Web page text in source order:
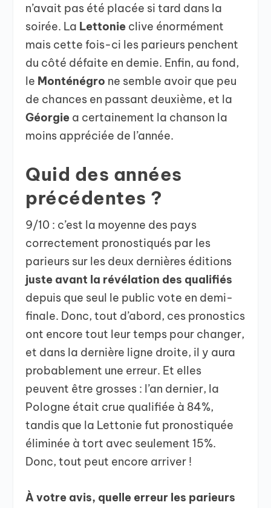
n’avait pas été placée si tard dans la
soirée. La Lettonie clive énormément
mais cette fois-ci les parieurs penchent
du côté défaite en demie. Enfin, au fond,
le Monténégro ne semble avoir que peu
de chances en passant deuxième, et la
Géorgie a certainement la chanson la
moins appréciée de l’année.
Quid des années
précédentes ?
9/10 : c’est la moyenne des pays
correctement pronostiqués par les
parieurs sur les deux dernières éditions
juste avant la révélation des qualifiés
depuis que seul le public vote en demi-
finale. Donc, tout d’abord, ces pronostics
ont encore tout leur temps pour changer,
et dans la dernière ligne droite, il y aura
probablement une erreur. Et elles
peuvent être grosses : l’an dernier, la
Pologne était crue qualifiée à 84%,
tandis que la Lettonie fut pronostiquée
éliminée à tort avec seulement 15%.
Donc, tout peut encore arriver !
À votre avis, quelle erreur les parieurs